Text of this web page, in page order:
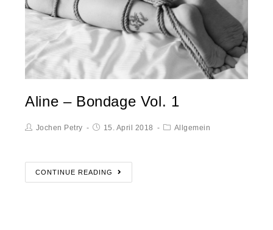
Aline – Bondage Vol. 1
Jochen Petry 15. April 2018 Allgemein
CONTINUE READING